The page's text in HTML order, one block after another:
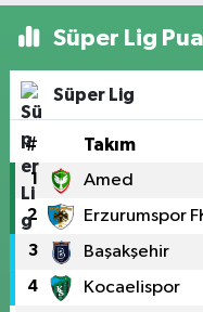
Süper Lig
Süper Lig
# Takım
1 Amed
2 Erzurumspor
3 Başakşehir
4 Kocaelispor